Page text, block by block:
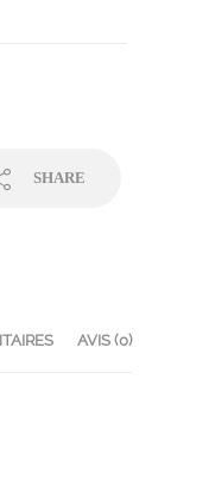
SHARE
AVIS (0)